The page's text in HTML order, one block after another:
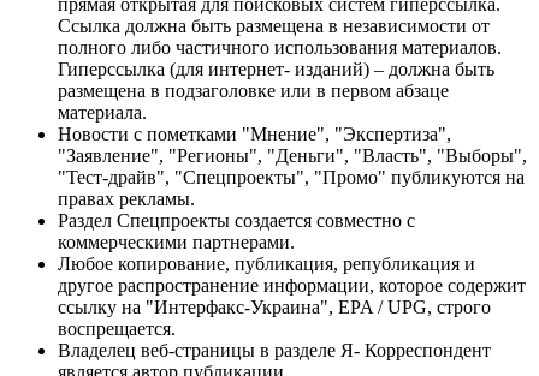
прямая открытая для поисковых систем гиперссылка.
Ссылка должна быть размещена в независимости от
полного либо частичного использования материалов.
Гиперссылка (для интернет- изданий) – должна быть
размещена в подзаголовке или в первом абзаце
материала.
Новости с пометками "Мнение", "Экспертиза",
"Заявление", "Регионы", "Деньги", "Власть", "Выборы",
"Тест-драйв", "Спецпроекты", "Промо" публикуются на
правах рекламы.
Раздел Спецпроекты создается совместно с
коммерческими партнерами.
Любое копирование, публикация, републикация и
другое распространение информации, которое содержит
ссылку на "Интерфакс-Украина", EPA / UPG, строго
воспрещается.
Владелец веб-страницы в разделе Я- Корреспондент